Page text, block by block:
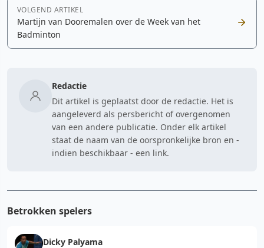
VOLGEND ARTIKEL
Martijn van Dooremalen over de Week van het
Badminton
Redactie
Dit artikel is geplaatst door de redactie. Het is
aangeleverd als persbericht of overgenomen
van een andere publicatie. Onder elk artikel
staat de naam van de oorspronkelijke bron en -
indien beschikbaar - een link.
Betrokken spelers
Dicky Palyama